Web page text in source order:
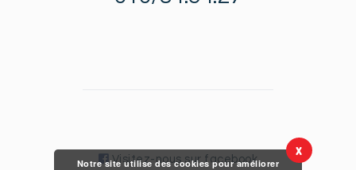
Visitez-nous sur facebook
Notre site utilise des cookies pour améliorer
X